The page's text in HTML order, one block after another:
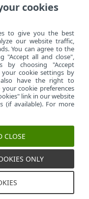
증서 만료 -
쿠키 관리
cookies
to give you the best
our website traffic,
You can agree to the
"Accept all and close",
by choosing "Accept
cookie settings by
also have the right to
cookie preferences
link in our website
(if available). For more
CLOSE
ONLY